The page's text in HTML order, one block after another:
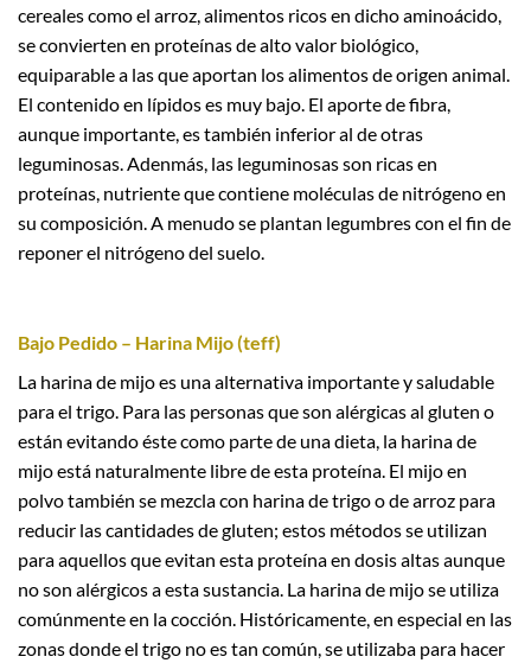
cereales como el arroz, alimentos ricos en dicho aminoácido,
se convierten en proteínas de alto valor biológico,
equiparable a las que aportan los alimentos de origen animal.
El contenido en lípidos es muy bajo. El aporte de fibra,
aunque importante, es también inferior al de otras
leguminosas. Adenmás, las leguminosas son ricas en
proteínas, nutriente que contiene moléculas de nitrógeno en
su composición. A menudo se plantan legumbres con el fin de
reponer el nitrógeno del suelo.
Bajo Pedido – Harina Mijo (teff)
La harina de mijo es una alternativa importante y saludable
para el trigo. Para las personas que son alérgicas al gluten o
están evitando éste como parte de una dieta, la harina de
mijo está naturalmente libre de esta proteína. El mijo en
polvo también se mezcla con harina de trigo o de arroz para
reducir las cantidades de gluten; estos métodos se utilizan
para aquellos que evitan esta proteína en dosis altas aunque
no son alérgicos a esta sustancia. La harina de mijo se utiliza
comúnmente en la cocción. Históricamente, en especial en las
zonas donde el trigo no es tan común, se utilizaba para hacer